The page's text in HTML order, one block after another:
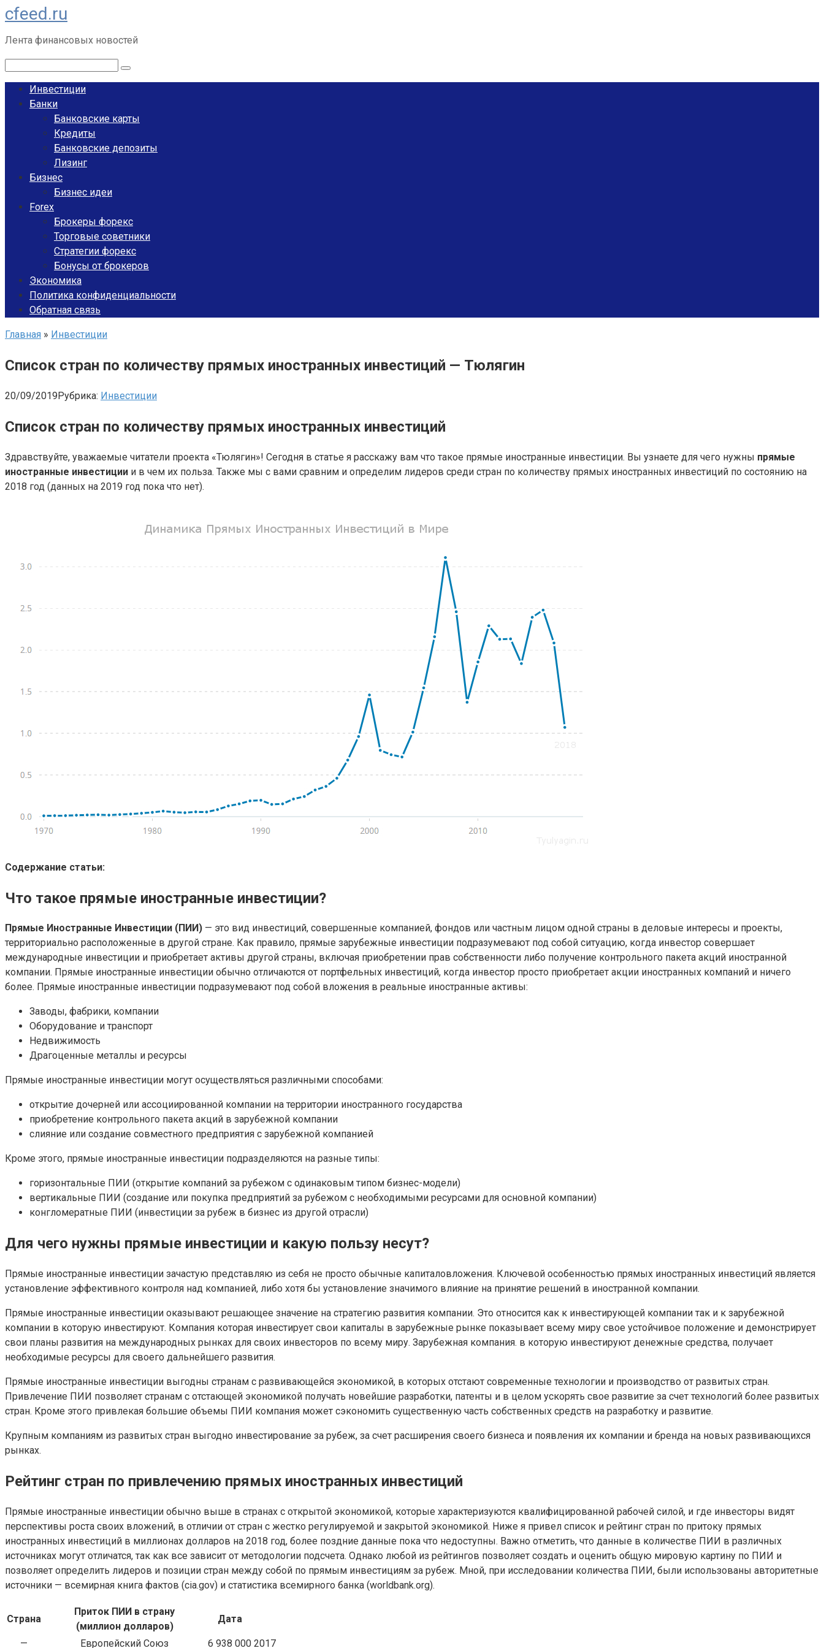
Перейти
к
контенту
cfeed.ru
Лента финансовых новостей
Инвестиции
Банки
Банковские карты
Кредиты
Банковские депозиты
Лизинг
Бизнес
Бизнес идеи
Forex
Брокеры форекс
Торговые советники
Стратегии форекс
Бонусы от брокеров
Экономика
Политика конфиденциальности
Обратная связь
Главная » Инвестиции
Список стран по количеству прямых иностранных инвестиций — Тюлягин
20/09/2019Рубрика: Инвестиции
Список стран по количеству прямых иностранных инвестиций
Здравствуйте, уважаемые читатели проекта «Тюлягин»! Сегодня в статье я расскажу вам что такое прямые иностранные инвестиции. Вы узнаете для чего нужны прямые
иностранные инвестиции и в чем их польза. Также мы с вами сравним и определим лидеров среди стран по количеству прямых иностранных инвестиций по состоянию на
2018 год (данных на 2019 год пока что нет).
Содержание статьи:
Что такое прямые иностранные инвестиции?
Прямые Иностранные Инвестиции (ПИИ) — это вид инвестиций, совершенные компанией, фондов или частным лицом одной страны в деловые интересы и проекты,
территориально расположенные в другой стране. Как правило, прямые зарубежные инвестиции подразумевают под собой ситуацию, когда инвестор совершает
международные инвестиции и приобретает активы другой страны, включая приобретении прав собственности либо получение контрольного пакета акций иностранной
компании. Прямые иностранные инвестиции обычно отличаются от портфельных инвестиций, когда инвестор просто приобретает акции иностранных компаний и ничего
более. Прямые иностранные инвестиции подразумевают под собой вложения в реальные иностранные активы:
Заводы, фабрики, компании
Оборудование и транспорт
Недвижимость
Драгоценные металлы и ресурсы
Прямые иностранные инвестиции могут осуществляться различными способами:
открытие дочерней или ассоциированной компании на территории иностранного государства
приобретение контрольного пакета акций в зарубежной компании
слияние или создание совместного предприятия с зарубежной компанией
Кроме этого, прямые иностранные инвестиции подразделяются на разные типы:
горизонтальные ПИИ (открытие компаний за рубежом с одинаковым типом бизнес-модели)
вертикальные ПИИ (создание или покупка предприятий за рубежом с необходимыми ресурсами для основной компании)
конгломератные ПИИ (инвестиции за рубеж в бизнес из другой отрасли)
Для чего нужны прямые инвестиции и какую пользу несут?
Прямые иностранные инвестиции зачастую представляю из себя не просто обычные капиталовложения. Ключевой особенностью прямых иностранных инвестиций является
установление эффективного контроля над компанией, либо хотя бы установление значимого влияние на принятие решений в иностранной компании.
Прямые иностранные инвестиции оказывают решающее значение на стратегию развития компании. Это относится как к инвестирующей компании так и к зарубежной
компании в которую инвестируют. Компания которая инвестирует свои капиталы в зарубежные рынке показывает всему миру свое устойчивое положение и демонстрирует
свои планы развития на международных рынках для своих инвесторов по всему миру. Зарубежная компания. в которую инвестируют денежные средства, получает
необходимые ресурсы для своего дальнейшего развития.
Прямые иностранные инвестиции выгодны странам с развивающейся экономикой, в которых отстают современные технологии и производство от развитых стран.
Привлечение ПИИ позволяет странам с отстающей экономикой получать новейшие разработки, патенты и в целом ускорять свое развитие за счет технологий более развитых
стран. Кроме этого привлекая большие объемы ПИИ компания может сэкономить существенную часть собственных средств на разработку и развитие.
Крупным компаниям из развитых стран выгодно инвестирование за рубеж, за счет расширения своего бизнеса и появления их компании и бренда на новых развивающихся
рынках.
Рейтинг стран по привлечению прямых иностранных инвестиций
Прямые иностранные инвестиции обычно выше в странах с открытой экономикой, которые характеризуются квалифицированной рабочей силой, и где инвесторы видят
перспективы роста своих вложений, в отличии от стран с жестко регулируемой и закрытой экономикой. Ниже я привел список и рейтинг стран по притоку прямых
иностранных инвестиций в миллионах долларов на 2018 год, более поздние данные пока что недоступны. Важно отметить, что данные в количестве ПИИ в различных
источниках могут отличатся, так как все зависит от методологии подсчета. Однако любой из рейтингов позволяет создать и оценить общую мировую картину по ПИИ и
позволяет определить лидеров и позиции стран между собой по прямым инвестициям за рубеж. Мной, при исcледовании количества ПИИ, были использованы авторитетные
источники — всемирная книга фактов (cia.gov) и статистика всемирного банка (worldbank.org).
Страна
Приток ПИИ в страну
(миллион долларов)
Дата
— Европейский Союз 6 938 000 2017